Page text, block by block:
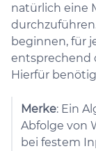
natürlich eine
beginnen, für
entsprechend
Hierfür
Merke: Ein
Abfolge von
bei festem